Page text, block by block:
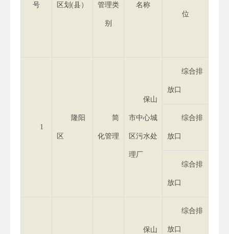
号 区划(县） 管理类
别
名称
位
1
隆阳
区
简
化管理
保山
市中心城
区污水处
理厂
综合排
放口
综合排
放口
综合排
放口
保山
综合排
放口